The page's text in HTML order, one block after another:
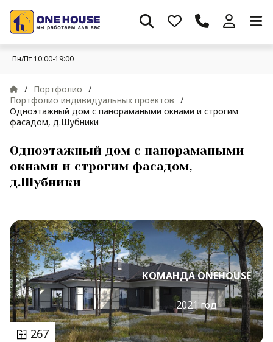
Пн/Пт 10:00-19:00
/ Портфолио /
Портфолио индивидуальных проектов /
Одноэтажный дом с панорамаными окнами и строгим
фасадом, д.Шубники
Одноэтажный дом с панорамаными
окнами и строгим фасадом,
д.Шубники
267
КОМАНДА ONEHOUSE
2021 год